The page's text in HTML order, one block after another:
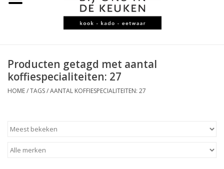
KOFFIE
*KADO*
Producten getagd met aantal
koffiespecialiteiten: 27
HOME/TAGS/AANTAL KOFFIESPECIALITEITEN: 27